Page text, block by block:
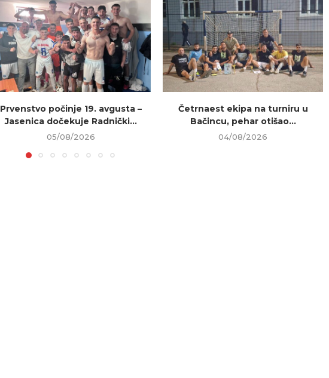
Prvenstvo počinje 19. avgusta –
Jasenica dočekuje Radnički...
05/08/2026
Četrnaest ekipa na turniru u
Bačincu, pehar otišao...
04/08/2026